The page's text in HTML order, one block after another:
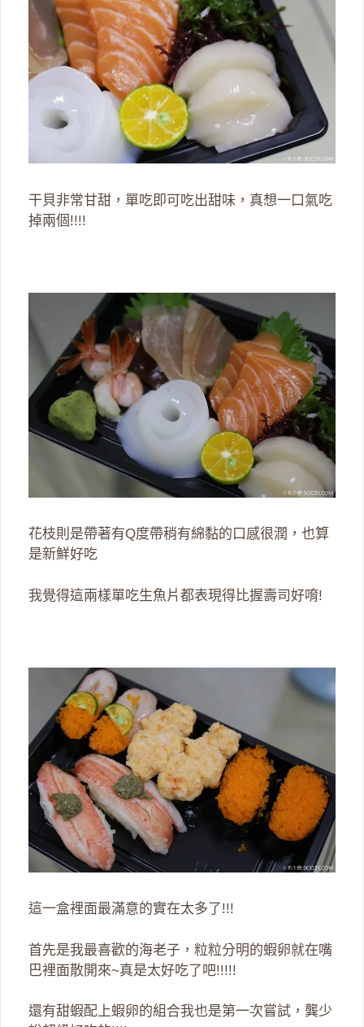
干貝非常甘甜，單吃即可吃出甜味，真想一口氣吃
掉兩個!!!!
花枝則是帶著有Q度帶稍有綿黏的口感很潤，也算
是新鮮好吃
我覺得這兩樣單吃生魚片都表現得比握壽司好唷!
這一盒裡面最滿意的實在太多了!!!
首先是我最喜歡的海老子，粒粒分明的蝦卵就在嘴
巴裡面散開來~真是太好吃了吧!!!!!
還有甜蝦配上蝦卵的組合我也是第一次嘗試，龔少